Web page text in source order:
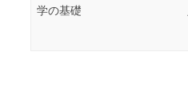
学の基礎